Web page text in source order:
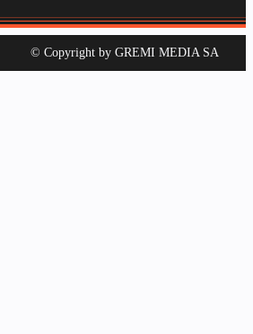
© Copyright by GREMI MEDIA SA